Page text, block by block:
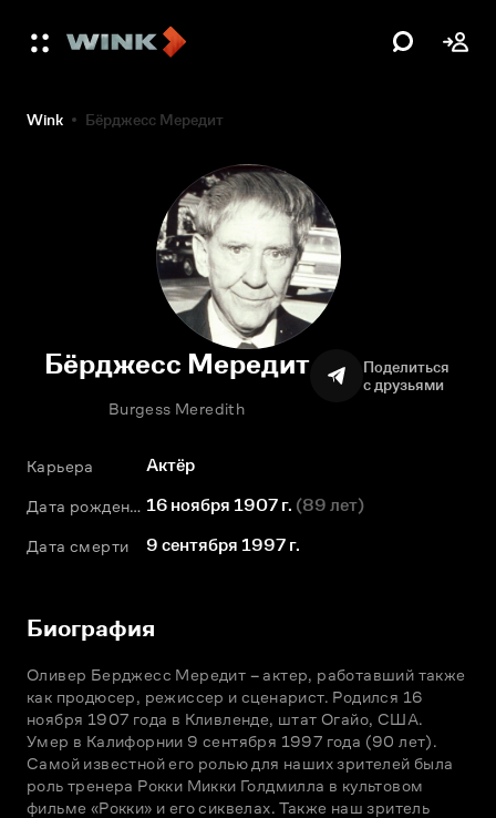
Wink Бёрджесс Мередит
Бёрджесс Мередит
Burgess Meredith
Поделиться
с друзьями
Карьера Актёр
Дата рождения 16 ноября 1907 г. (89 лет)
Дата смерти 9 сентября 1997 г.
Биография
Оливер Берджесс Мередит – актер, работавший также
как продюсер, режиссер и сценарист. Родился 16
ноября 1907 года в Кливленде, штат Огайо, США.
Умер в Калифорнии 9 сентября 1997 года (90 лет).
Самой известной его ролью для наших зрителей была
роль тренера Рокки Микки Голдмилла в культовом
фильме «Рокки» и его сиквелах. Также наш зритель